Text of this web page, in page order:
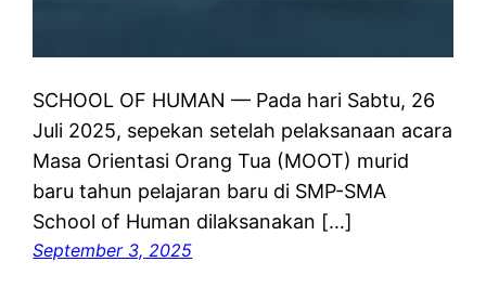
SCHOOL OF HUMAN — Pada hari Sabtu, 26
Juli 2025, sepekan setelah pelaksanaan acara
Masa Orientasi Orang Tua (MOOT) murid
baru tahun pelajaran baru di SMP-SMA
School of Human dilaksanakan […]
September 3, 2025